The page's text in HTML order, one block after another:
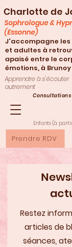
Charlotte de
Consultations
Enfants (à
Apprendre à s'écouter
autrement
Prendre RDV
Sophrologue &
(Essonne)
J'accompagne
et adultes à
apaisé entre le
émotions, à
Restez
articles de
séances,